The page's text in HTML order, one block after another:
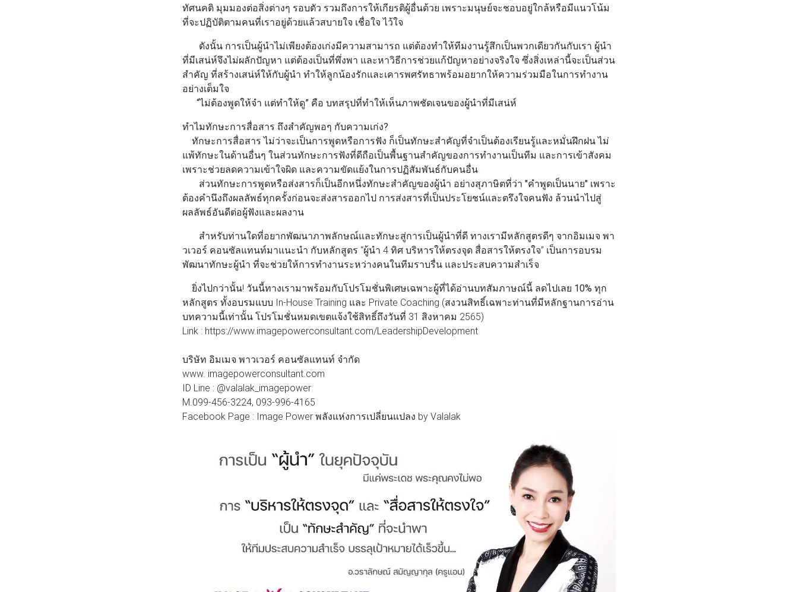
ทัศนคติ มุมมองต่อสิ่งต่างๆ รอบตัว รวมถึงการให้เกียรติผู้อื่นด้วย เพราะมนุษย์จะชอบอยู่ใกล้หรือมีแนวโน้ม
ที่จะปฏิบัติตามคนที่เราอยู่ด้วยแล้วสบายใจ เชื่อใจ ไว้ใจ
ดังนั้น การเป็นผู้นำไม่เพียงต้องเก่งมีความสามารถ แต่ต้องทำให้ทีมงานรู้สึกเป็นพวกเดียวกันกับเรา ผู้นำ
ที่มีเสน่ห์จึงไม่ผลักปัญหา แต่ต้องเป็นที่พึ่งพา และหาวิธีการช่วยแก้ปัญหาอย่างจริงใจ ซึ่งสิ่งเหล่านี้จะเป็นส่วน
สำคัญ ที่สร้างเสน่ห์ให้กับผู้นำ ทำให้ลูกน้องรักและเคารพศรัทธาพร้อมอยากให้ความร่วมมือในการทำงาน
อย่างเต็มใจ
“ไม่ต้องพูดให้จำ แต่ทำให้ดู” คือ บทสรุปที่ทำให้เห็นภาพชัดเจนของผู้นำที่มีเสน่ห์
ทำไมทักษะการสื่อสาร ถึงสำคัญพอๆ กับความเก่ง?
ทักษะการสื่อสาร ไม่ว่าจะเป็นการพูดหรือการฟัง ก็เป็นทักษะสำคัญที่จำเป็นต้องเรียนรู้และหมั่นฝึกฝน ไม่
แพ้ทักษะในด้านอื่นๆ ในส่วนทักษะการฟังที่ดีถือเป็นพื้นฐานสำคัญของการทำงานเป็นทีม และการเข้าสังคม
เพราะช่วยลดความเข้าใจผิด และความขัดแย้งในการปฏิสัมพันธ์กับคนอื่น
ส่วนทักษะการพูดหรือส่งสารก็เป็นอีกหนึ่งทักษะสำคัญของผู้นำ อย่างสุภาษิตที่ว่า "คำพูดเป็นนาย" เพราะ
ต้องคำนึงถึงผลลัพธ์ทุกครั้งก่อนจะส่งสารออกไป การส่งสารที่เป็นประโยชน์และตรึงใจคนฟัง ล้วนนำไปสู่
ผลลัพธ์อันดีต่อผู้ฟังและผลงาน
สำหรับท่านใดที่อยากพัฒนาภาพลักษณ์และทักษะสู่การเป็นผู้นำที่ดี ทางเรามีหลักสูตรดีๆ จากอิมเมจ พา
วเวอร์ คอนซัลแทนท์มาแนะนำ กับหลักสูตร “ผู้นำ 4 ทิศ บริหารให้ตรงจุด สื่อสารให้ตรงใจ” เป็นการอบรม
พัฒนาทักษะผู้นำ ที่จะช่วยให้การทำงานระหว่างคนในทีมราบรื่น และประสบความสำเร็จ
ยิ่งไปกว่านั้น! วันนี้ทางเรามาพร้อมกับโปรโมชั่นพิเศษเฉพาะผู้ที่ได้อ่านบทสัมภาษณ์นี้ ลดไปเลย 10% ทุก
หลักสูตร ทั้งอบรมแบบ In-House Training และ Private Coaching (สงวนสิทธิ์เฉพาะท่านที่มีหลักฐานการอ่าน
บทความนี้เท่านั้น โปรโมชั่นหมดเขตแจ้งใช้สิทธิ์ถึงวันที่ 31 สิงหาคม 2565)
Link : https://www.imagepowerconsultant.com/LeadershipDevelopment
บริษัท อิมเมจ พาวเวอร์ คอนซัลแทนท์ จำกัด
www. imagepowerconsultant.com
ID Line : @valalak_imagepower
M.099-456-3224, 093-996-4165
Facebook Page : Image Power พลังแห่งการเปลี่ยนแปลง by Valalak